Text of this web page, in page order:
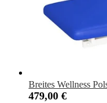
Breites Wellness
479,00 €